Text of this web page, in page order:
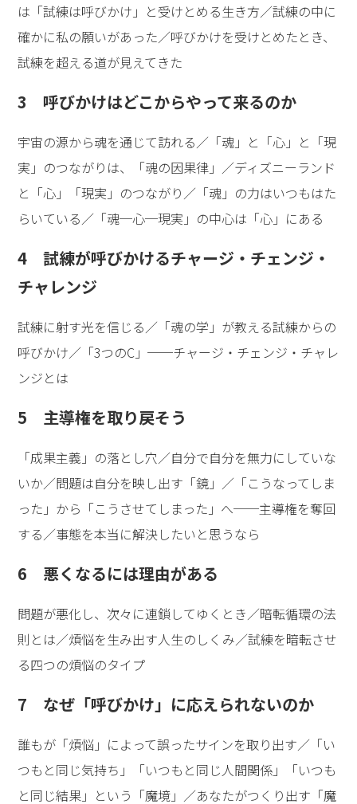
は「試練は呼びかけ」と受けとめる生き方／試練の中に
確かに私の願いがあった／呼びかけを受けとめたとき、
試練を超える道が見えてきた
3 呼びかけはどこからやって来るのか
宇宙の源から魂を通じて訪れる／「魂」と「心」と「現
実」のつながりは、「魂の因果律」／ディズニーランド
と「心」「現実」のつながり／「魂」の力はいつもはた
らいている／「魂─心─現実」の中心は「心」にある
4 試練が呼びかけるチャージ・チェンジ・
チャレンジ
試練に射す光を信じる／「魂の学」が教える試練からの
呼びかけ／「3つのC」──チャージ・チェンジ・チャレ
ンジとは
5 主導権を取り戻そう
「成果主義」の落とし穴／自分で自分を無力にしていな
いか／問題は自分を映し出す「鏡」／「こうなってしま
った」から「こうさせてしまった」へ──主導権を奪回
する／事態を本当に解決したいと思うなら
6 悪くなるには理由がある
問題が悪化し、次々に連鎖してゆくとき／暗転循環の法
則とは／煩悩を生み出す人生のしくみ／試練を暗転させ
る四つの煩悩のタイプ
7 なぜ「呼びかけ」に応えられないのか
誰もが「煩悩」によって誤ったサインを取り出す／「い
つもと同じ気持ち」「いつもと同じ人間関係」「いつも
と同じ結果」という「魔境」／あなたがつくり出す「魔